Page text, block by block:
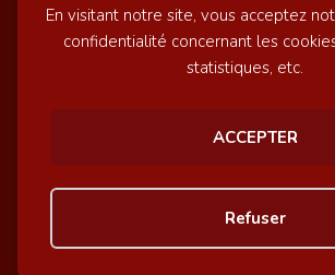
En visitant notre site, vous acceptez
confidentialité concernant les
statistiques, etc.
ACCEPTER
Refuser
Recrutement
Mentions légales
© GazetteSports - 2026 | Site internet
Awelty